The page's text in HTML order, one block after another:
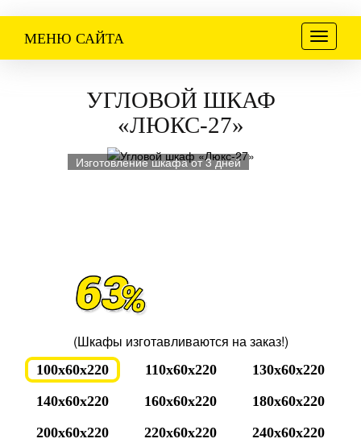
Меню
МЕНЮ САЙТА
УГЛОВОЙ ШКАФ
«ЛЮКС-27»
Изготовление шкафа от 3 дней
(Шкафы изготавливаются на заказ!)
100x60x220 110x60x220
130x60x220
140x60x220
160x60x220
180x60x220
200x60x220
220x60x220
240x60x220